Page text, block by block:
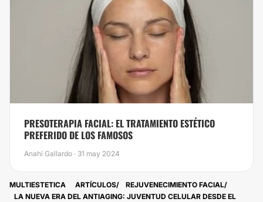
PRESOTERAPIA FACIAL: EL TRATAMIENTO ESTÉTICO
PREFERIDO DE LOS FAMOSOS
Anahí Gallardo · 31 may 2024
MULTIESTETICA ARTÍCULOS
REJUVENECIMIENTO FACIAL
LA NUEVA ERA DEL ANTIAGING: JUVENTUD CELULAR DESDE EL